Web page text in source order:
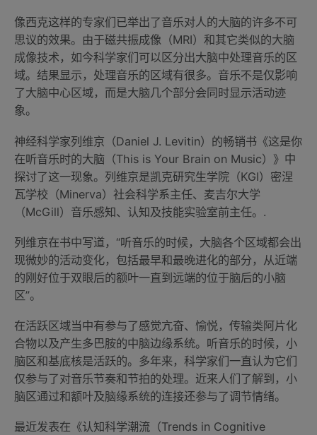
像西克这样的专家们已举出了音乐对人的大脑的许多不可
思议的效果。由于磁共振成像（MRI）和其它类似的大脑
成像技术，如今科学家们可以区分出大脑中处理音乐的区
域。结果显示，处理音乐的区域有很多。音乐不是仅影响
了大脑中心区域，而是大脑几个部分会同时显示活动迹
象。
神经科学家列维京（Daniel J. Levitin）的畅销书《这是你
在听音乐时的大脑（This is Your Brain on Music）》中
探讨了这一现象。列维京是凯克研究生学院（KGI）密涅
瓦学校（Minerva）社会科学系主任、麦吉尔大学
（McGill）音乐感知、认知及技能实验室前主任。.
列维京在书中写道，“听音乐的时候，大脑各个区域都会出
现微妙的活动变化，包括最早和最晚进化的部分，从近端
的刚好位于双眼后的额叶一直到远端的位于脑后的小脑
区”。
在活跃区域当中有参与了感觉亢奋、愉悦，传输类阿片化
合物以及产生多巴胺的中脑边缘系统。听音乐的时候，小
脑区和基底核是活跃的。多年来，科学家们一直认为它们
仅参与了对音乐节奏和节拍的处理。近来人们了解到，小
脑区通过和额叶及脑缘系统的连接还参与了调节情绪。
最近发表在《认知科学潮流（Trends in Cognitive